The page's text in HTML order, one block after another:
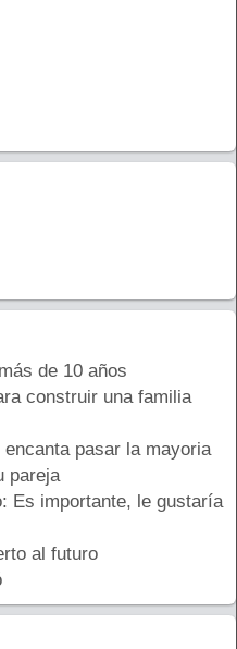
de 10 años
construir una familia
pasar la mayoria
pareja
Es importante, le gustaría
al futuro